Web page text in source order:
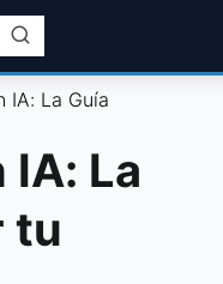
IA: La Guía
IA: La
tu